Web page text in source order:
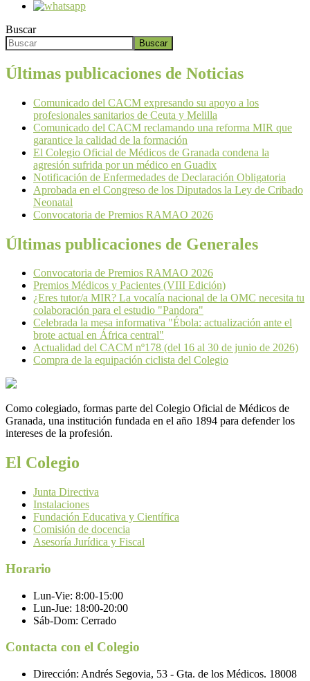
Buscar
Buscar
Últimas publicaciones de Noticias
Comunicado del CACM expresando su apoyo a los
profesionales sanitarios de Ceuta y Melilla
Comunicado del CACM reclamando una reforma MIR que
garantice la calidad de la formación
El Colegio Oficial de Médicos de Granada condena la
agresión sufrida por un médico en Guadix
Notificación de Enfermedades de Declaración Obligatoria
Aprobada en el Congreso de los Diputados la Ley de Cribado
Neonatal
Convocatoria de Premios RAMAO 2026
Últimas publicaciones de Generales
Convocatoria de Premios RAMAO 2026
Premios Médicos y Pacientes (VIII Edición)
¿Eres tutor/a MIR? La vocalía nacional de la OMC necesita tu
colaboración para el estudio "Pandora"
Celebrada la mesa informativa "Ébola: actualización ante el
brote actual en África central"
Actualidad del CACM nº178 (del 16 al 30 de junio de 2026)
Compra de la equipación ciclista del Colegio
Como colegiado, formas parte del Colegio Oficial de Médicos de
Granada, una institución fundada en el año 1894 para defender los
intereses de la profesión.
El Colegio
Junta Directiva
Instalaciones
Fundación Educativa y Científica
Comisión de docencia
Asesoría Jurídica y Fiscal
Horario
Lun-Vie: 8:00-15:00
Lun-Jue: 18:00-20:00
Sáb-Dom: Cerrado
Contacta con el Colegio
Dirección: Andrés Segovia, 53 - Gta. de los Médicos. 18008